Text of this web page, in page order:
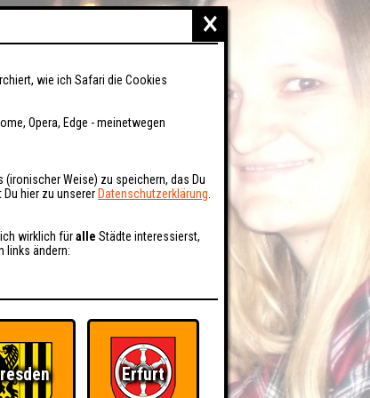
×
wie ich Safari die Cookies
Opera, Edge - meinetwegen
Weise) zu speichern, das Du
hier zu unserer Datenschutzerklärung
wirklich füralle Städte interessierst,
links ändern:
Erfurt